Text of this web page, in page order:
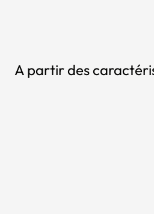
A partir des